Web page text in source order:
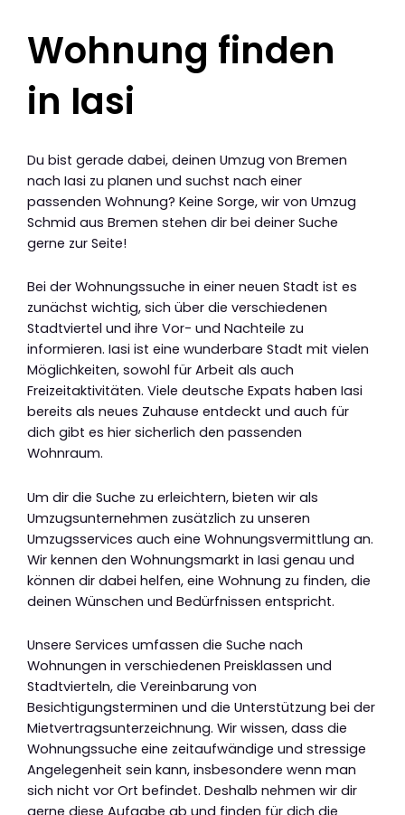
Wohnung finden
in Iasi
Du bist gerade dabei, deinen Umzug von Bremen
nach Iasi zu planen und suchst nach einer
passenden Wohnung? Keine Sorge, wir von Umzug
Schmid aus Bremen stehen dir bei deiner Suche
gerne zur Seite!
Bei der Wohnungssuche in einer neuen Stadt ist es
zunächst wichtig, sich über die verschiedenen
Stadtviertel und ihre Vor- und Nachteile zu
informieren. Iasi ist eine wunderbare Stadt mit vielen
Möglichkeiten, sowohl für Arbeit als auch
Freizeitaktivitäten. Viele deutsche Expats haben Iasi
bereits als neues Zuhause entdeckt und auch für
dich gibt es hier sicherlich den passenden
Wohnraum.
Um dir die Suche zu erleichtern, bieten wir als
Umzugsunternehmen zusätzlich zu unseren
Umzugsservices auch eine Wohnungsvermittlung an.
Wir kennen den Wohnungsmarkt in Iasi genau und
können dir dabei helfen, eine Wohnung zu finden, die
deinen Wünschen und Bedürfnissen entspricht.
Unsere Services umfassen die Suche nach
Wohnungen in verschiedenen Preisklassen und
Stadtvierteln, die Vereinbarung von
Besichtigungsterminen und die Unterstützung bei der
Mietvertragsunterzeichnung. Wir wissen, dass die
Wohnungssuche eine zeitaufwändige und stressige
Angelegenheit sein kann, insbesondere wenn man
sich nicht vor Ort befindet. Deshalb nehmen wir dir